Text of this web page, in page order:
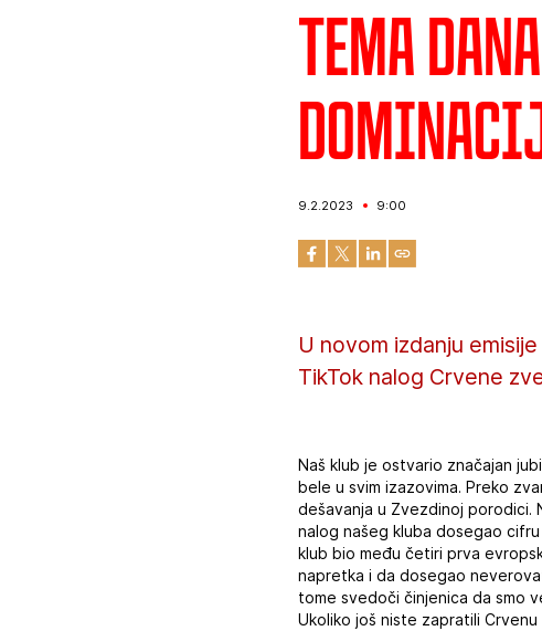
Tema
9.2.2023 9:00
U novom izdanju
TikTok nalog Crvene
Naš klub je ostvario značajan
bele u svim izazovima. Preko
dešavanja u Zvezdinoj porodici.
nalog našeg kluba dosegao
klub bio među četiri prva
napretka i da dosegao
tome svedoči činjenica da smo
Ukoliko još niste zapratili